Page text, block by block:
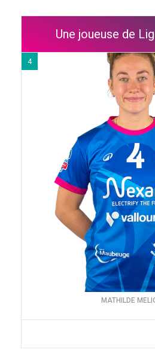
Une joueuse de
4
MATHILDE